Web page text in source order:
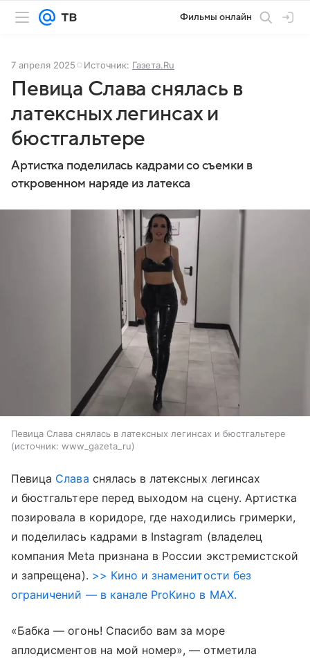
Фильмы онлайн
7 апреля 2025 Источник: Газета.Ru
Певица Слава снялась в
латексных легинсах и
бюстгальтере
Артистка поделилась кадрами со съемки в
откровенном наряде из латекса
Певица Слава снялась в латексных легинсах и бюстгальтере
источник: www_gazeta_ru
Певица Слава снялась в латексных легинсах
и бюстгальтере перед выходом на сцену. Артистка
позировала в коридоре, где находились гримерки,
и поделилась кадрами в Instagram (владелец
компания Meta признана в России экстремистской
и запрещена). >> Кино и знаменитости без
ограничений — в канале ProКино в MAX.
«Бабка — огонь! Спасибо вам за море
аплодисментов на мой номер», — отметила